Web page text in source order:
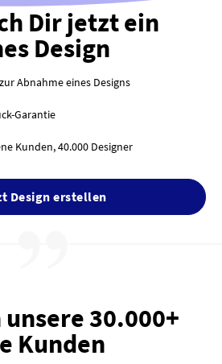
Dir jetzt ein
Design
Abnahme eines Designs
Garantie
Kunden, 40.000 Designer
Design erstellen
unsere 30.000+
Kunden